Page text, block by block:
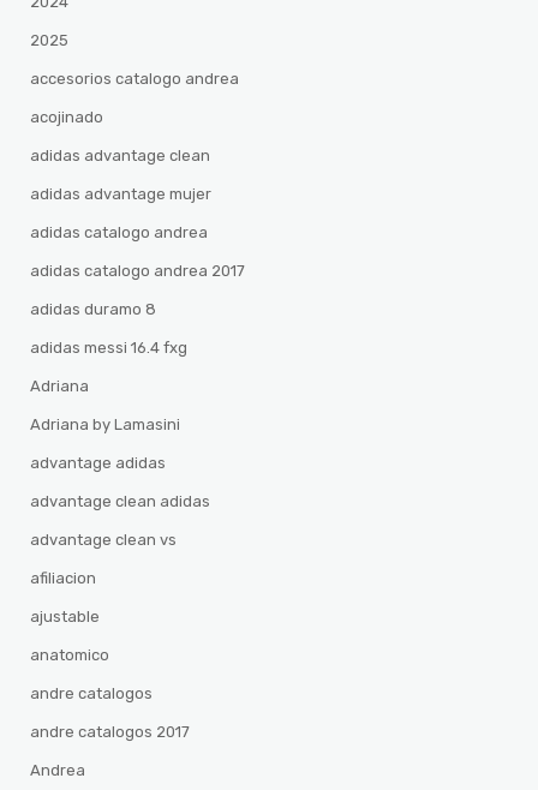
2025
accesorios catalogo andrea
acojinado
adidas advantage clean
adidas advantage mujer
adidas catalogo andrea
adidas catalogo andrea 2017
adidas duramo 8
adidas messi 16.4 fxg
Adriana
Adriana by Lamasini
advantage adidas
advantage clean adidas
advantage clean vs
afiliacion
ajustable
anatomico
andre catalogos
andre catalogos 2017
Andrea